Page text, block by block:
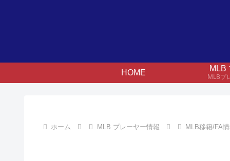
HOME
MLB
MLBプ
ホーム MLB プレーヤー情報 MLB移籍/FA